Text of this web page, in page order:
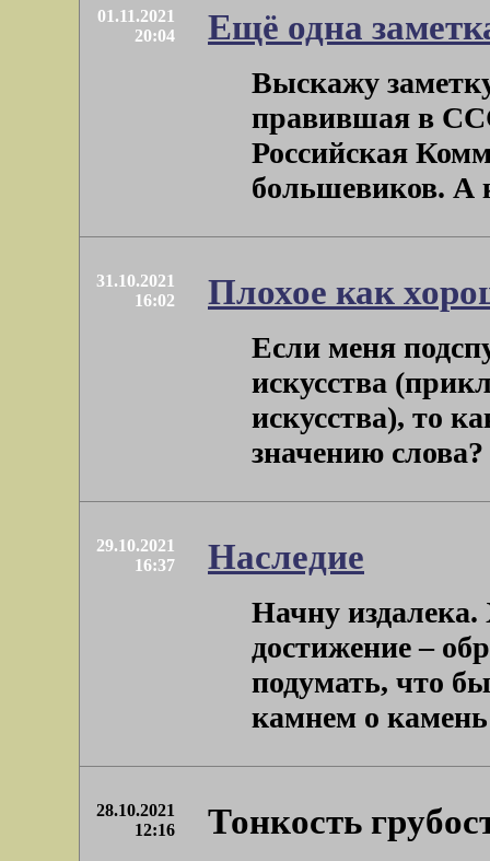
01.11.2021
20:04
Ещё одна
Выскажу
правившая в
Российская
большевиков. А
31.10.2021
16:02
Плохое как
Если меня
искусства
искусства), то
значению
29.10.2021
16:37
Наследие
Начну издалека.
достижение –
подумать, что
камнем о камень
28.10.2021
12:16
Тонкость